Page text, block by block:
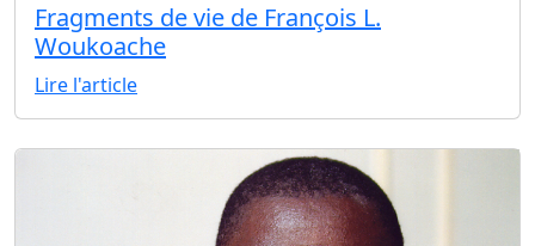
Fragments de vie de François L.
Woukoache
Lire l'article